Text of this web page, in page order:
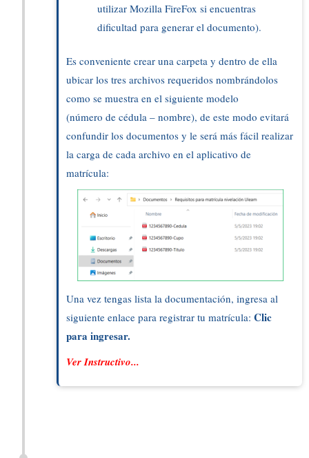
utilizar Mozilla FireFox si encuentras
dificultad para generar el documento).
Es conveniente crear una carpeta y dentro de ella
ubicar los tres archivos requeridos nombrándolos
como se muestra en el siguiente modelo
(número de cédula – nombre), de este modo evitará
confundir los documentos y le será más fácil realizar
la carga de cada archivo en el aplicativo de
matrícula:
Una vez tengas lista la documentación, ingresa al
siguiente enlace para registrar tu matrícula:Clic
para ingresar.
Ver Instructivo...